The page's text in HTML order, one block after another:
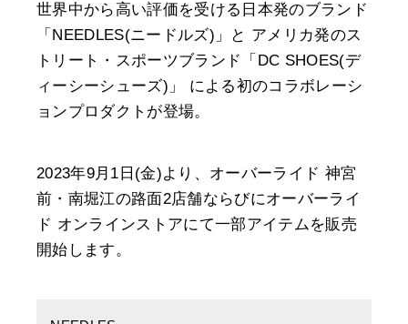
世界中から高い評価を受ける日本発のブランド
「NEEDLES(ニードルズ)」と アメリカ発のス
トリート・スポーツブランド「DC SHOES(デ
ィーシーシューズ)」 による初のコラボレーシ
ョンプロダクトが登場。
2023年9月1日(金)より、オーバーライド 神宮
前・南堀江の路面2店舗ならびにオーバーライ
ド オンラインストアにて一部アイテムを販売
開始します。